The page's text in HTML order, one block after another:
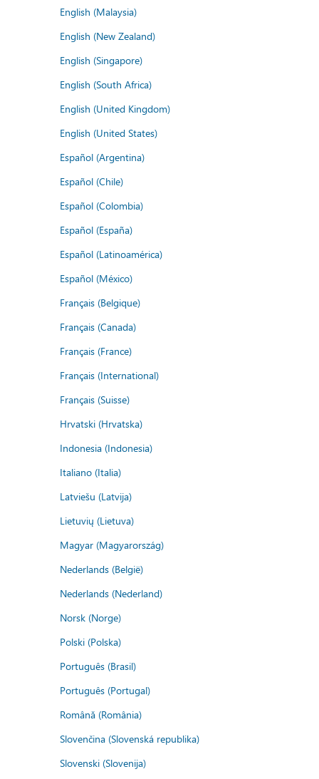
English (Malaysia)
English (New Zealand)
English (Singapore)
English (South Africa)
English (United Kingdom)
English (United States)
Español (Argentina)
Español (Chile)
Español (Colombia)
Español (España)
Español (Latinoamérica)
Español (México)
Français (Belgique)
Français (Canada)
Français (France)
Français (International)
Français (Suisse)
Hrvatski (Hrvatska)
Indonesia (Indonesia)
Italiano (Italia)
Latviešu (Latvija)
Lietuvių (Lietuva)
Magyar (Magyarország)
Nederlands (België)
Nederlands (Nederland)
Norsk (Norge)
Polski (Polska)
Português (Brasil)
Português (Portugal)
Română (România)
Slovenčina (Slovenská republika)
Slovenski (Slovenija)